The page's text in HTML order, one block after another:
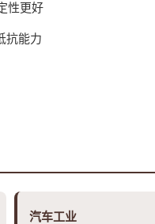
性更好
抗能力
汽车工业